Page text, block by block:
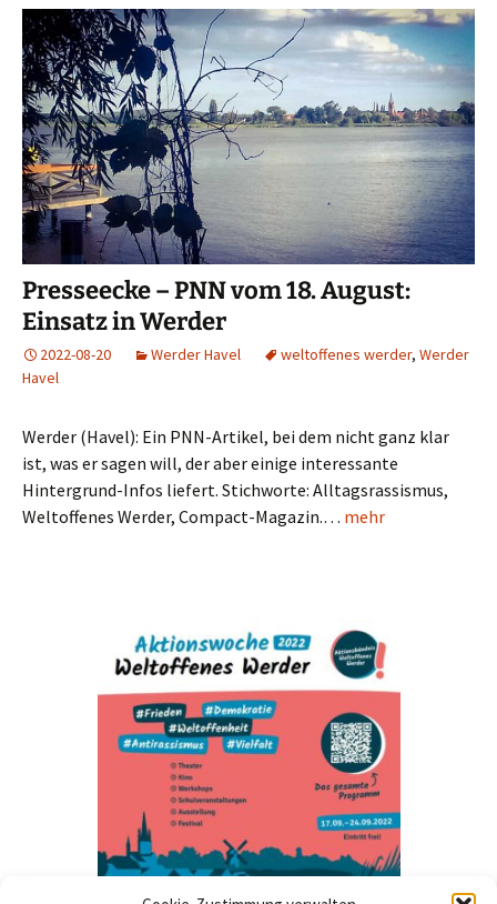
Presseecke – PNN vom 18. August:
Einsatz in Werder
2022-08-20 Werder Havel weltoffenes werder, Werder
Havel
Werder (Havel): Ein PNN-Artikel, bei dem nicht ganz klar
ist, was er sagen will, der aber einige interessante
Hintergrund-Infos liefert. Stichworte: Alltagsrassismus,
Weltoffenes Werder, Compact-Magazin.… mehr